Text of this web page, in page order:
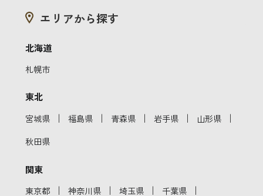
エリアから探す
北海道
札幌市
東北
宮城県 ｜ 福島県 ｜ 青森県 ｜ 岩手県 ｜ 山形県 ｜
秋田県
関東
東京都 ｜ 神奈川県 ｜ 埼玉県 ｜ 千葉県 ｜